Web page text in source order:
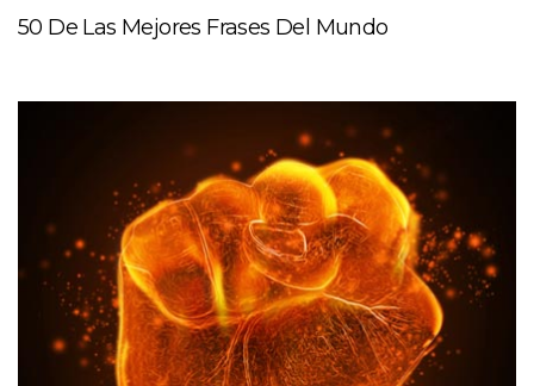
50 De Las Mejores Frases Del Mundo